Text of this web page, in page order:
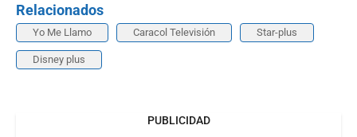
Relacionados
Yo Me Llamo Caracol Televisión Star-plus
Disney plus
PUBLICIDAD